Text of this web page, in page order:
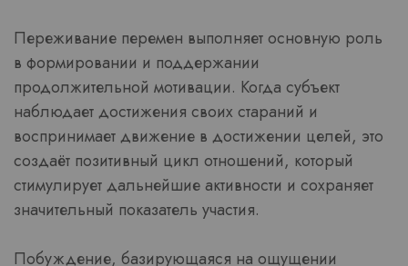
Переживание перемен выполняет основную роль
в формировании и поддержании
продолжительной мотивации. Когда субъект
наблюдает достижения своих стараний и
воспринимает движение в достижении целей, это
создаёт позитивный цикл отношений, который
стимулирует дальнейшие активности и сохраняет
значительный показатель участия.
Побуждение, базирующаяся на ощущении